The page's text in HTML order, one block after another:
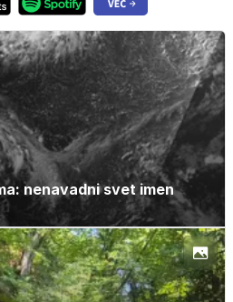
nenavadni svet imen